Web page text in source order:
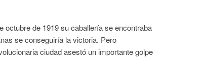
octubre de 1919 su caballería se encontraba
se conseguiría la victoria. Pero
ciudad asestó un importante golpe